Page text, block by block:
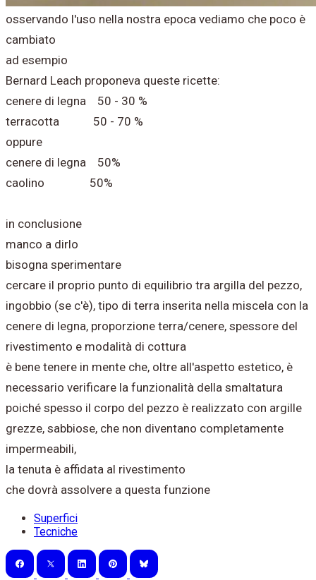
osservando l'uso nella nostra epoca vediamo che poco è
cambiato
ad esempio
Bernard Leach proponeva queste ricette:
cenere di legna 50 - 30 %
terracotta 50 - 70 %
oppure
cenere di legna 50%
caolino 50%
in conclusione
manco a dirlo
bisogna sperimentare
cercare il proprio punto di equilibrio tra argilla del pezzo,
ingobbio (se c'è), tipo di terra inserita nella miscela con la
cenere di legna, proporzione terra/cenere, spessore del
rivestimento e modalità di cottura
è bene tenere in mente che, oltre all'aspetto estetico, è
necessario verificare la funzionalità della smaltatura
poiché spesso il corpo del pezzo è realizzato con argille
grezze, sabbiose, che non diventano completamente
impermeabili,
la tenuta è affidata al rivestimento
che dovrà assolvere a questa funzione
Superfici
Tecniche